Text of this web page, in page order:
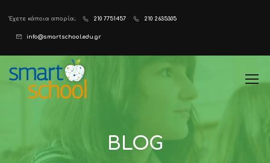
Έχετε κάποια απορία; 210 7751457 210 2635305
info@smartschool.edu.gr
BLOG